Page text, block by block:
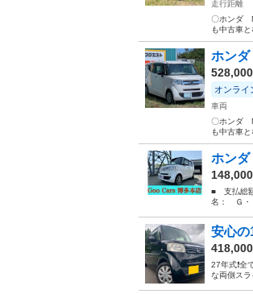
走行距離
〇ホンダ
も中古車
ホン
オンライ
車両
〇ホンダ
も中古車
ホン
■ 支払総
名： Ｇ・
安心の
27年式❗️
な両側ス